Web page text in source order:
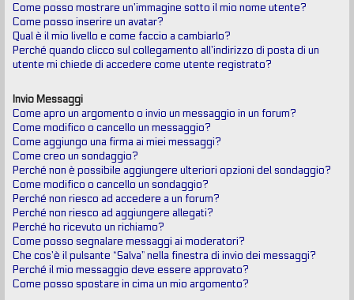
Come posso mostrare un’immagine sotto il mio nome utente?
Come posso inserire un avatar?
Qual è il mio livello e come faccio a cambiarlo?
Perché quando clicco sul collegamento all’indirizzo di posta di un
utente mi chiede di accedere come utente registrato?
Invio Messaggi
Come apro un argomento o invio un messaggio in un forum?
Come modifico o cancello un messaggio?
Come aggiungo una firma ai miei messaggi?
Come creo un sondaggio?
Perché non è possibile aggiungere ulteriori opzioni del sondaggio?
Come modifico o cancello un sondaggio?
Perché non riesco ad accedere a un forum?
Perché non riesco ad aggiungere allegati?
Perché ho ricevuto un richiamo?
Come posso segnalare messaggi ai moderatori?
Che cos’è il pulsante “Salva” nella finestra di invio dei messaggi?
Perché il mio messaggio deve essere approvato?
Come posso spostare in cima un mio argomento?